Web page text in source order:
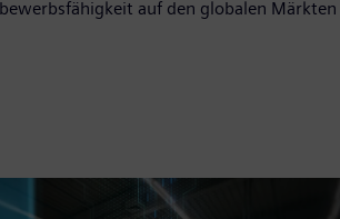
auf den globalen Märkten